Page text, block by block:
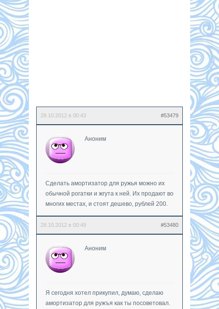
28.10.2012 в 00:43 #53479
Аноним
Сделать амортизатор для ружья можно их
обычной рогатки и жгута к ней. Их продают во
многих местах, и стоят дешево, рублей 200.
28.10.2012 в 00:49 #53480
Аноним
Я сегодня хотел прикупил, думаю, сделаю
амортизатор для ружъя как ты посоветовал.